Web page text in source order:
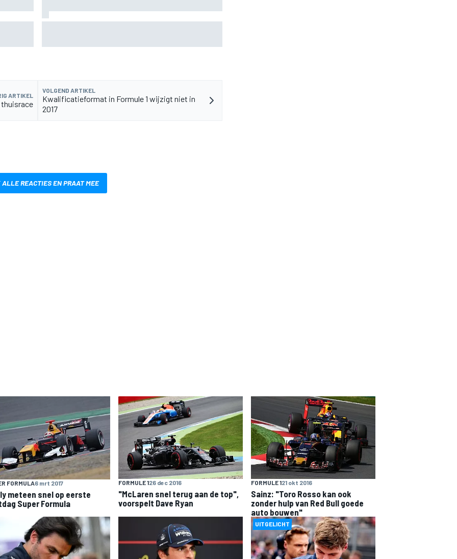
ARTIKEL
VOLGEND ARTIKEL
Kwalificatieformat in Formule 1 wijzigt niet in
2017
REACTIES EN PRAAT MEE
FORMULA6 mrt 2017
meteen snel op eerste
Super Formula
FORMULE 126 dec 2016
"McLaren snel terug aan de top",
voorspelt Dave Ryan
FORMULE 121 okt 2016
Sainz: "Toro Rosso kan ook
zonder hulp van Red Bull goede
auto bouwen"
UITGELICHT